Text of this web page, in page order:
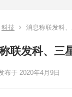
科技 消息称联发科
联发科、三
布于 2020年4月9日